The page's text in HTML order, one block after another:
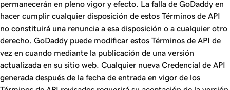
permanecerán en pleno vigor y efecto. La falla de GoDaddy en
hacer cumplir cualquier disposición de estos Términos de API
no constituirá una renuncia a esa disposición o a cualquier otro
derecho. GoDaddy puede modificar estos Términos de API de
vez en cuando mediante la publicación de una versión
actualizada en su sitio web. Cualquier nueva Credencial de API
generada después de la fecha de entrada en vigor de los